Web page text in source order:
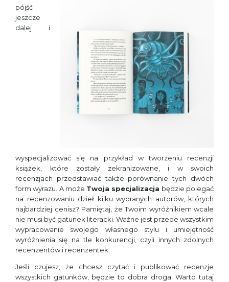
pójść
jeszcze
dalej i
wyspecjalizować się na przykład w tworzeniu recenzji
książek, które zostały zekranizowane, i w swoich
recenzjach przedstawiać także porównanie tych dwóch
form wyrazu. A może Twoja specjalizacja będzie polegać
na recenzowaniu dzieł kilku wybranych autorów, których
najbardziej cenisz? Pamiętaj, że Twoim wyróżnikiem wcale
nie musi być gatunek literacki. Ważne jest przede wszystkim
wypracowanie swojego własnego stylu i umiejętność
wyróżnienia się na tle konkurencji, czyli innych zdolnych
recenzentów i recenzentek.
Jeśli czujesz, że chcesz czytać i publikować recenzje
wszystkich gatunków, będzie to dobra droga. Warto tutaj